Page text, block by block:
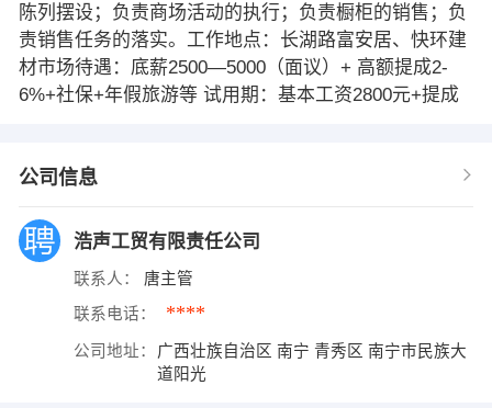
陈列摆设；负责商场活动的执行；负责橱柜的销售；负
责销售任务的落实。工作地点：长湖路富安居、快环建
材市场待遇：底薪2500—5000（面议）+ 高额提成2-
6%+社保+年假旅游等 试用期：基本工资2800元+提成
公司信息
浩声工贸有限责任公司
联系人： 唐主管
联系电话： ****
公司地址：
广西壮族自治区 南宁 青秀区 南宁市民族大
道阳光